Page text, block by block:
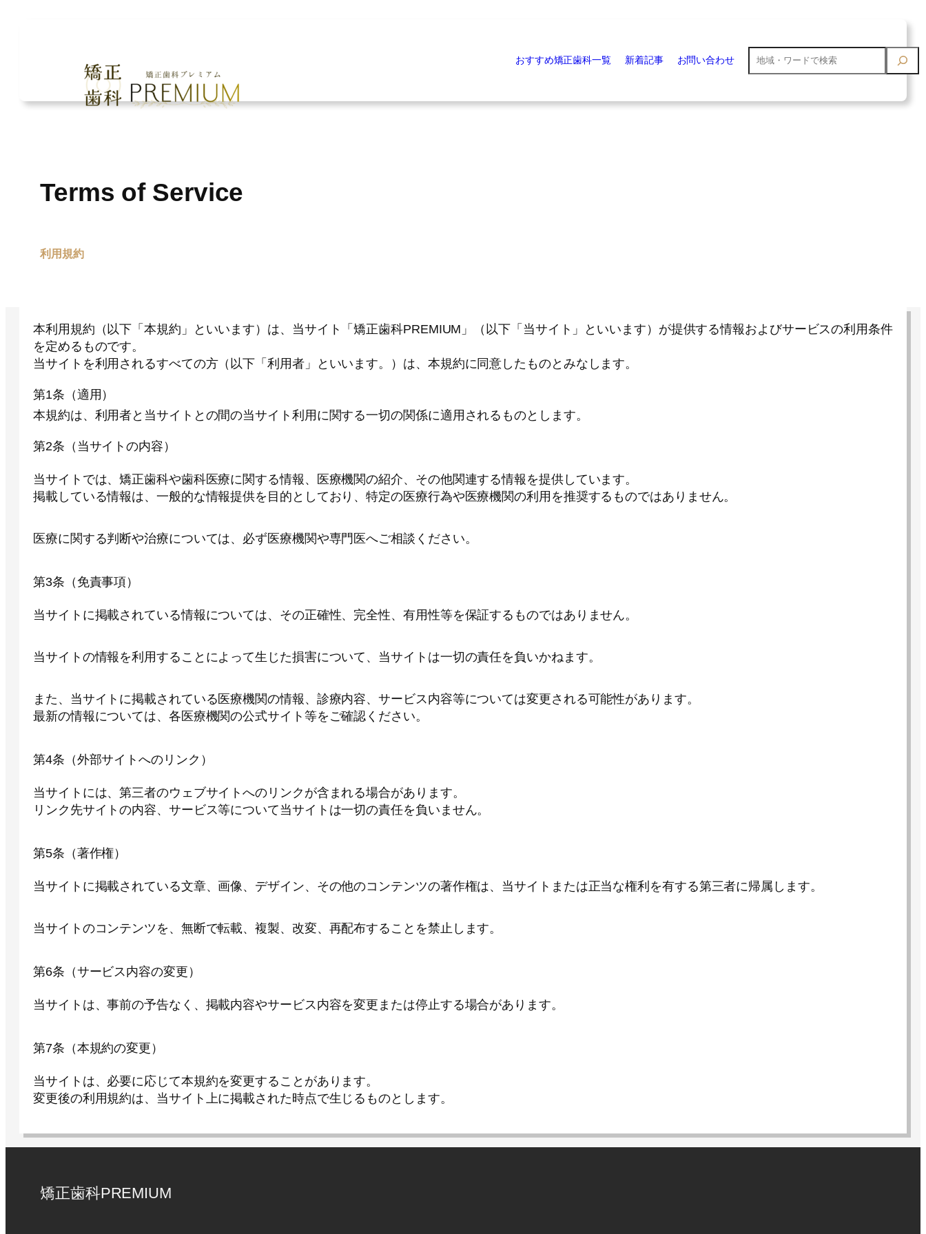
おすすめ矯正歯科一覧 新着記事 お問い合わせ
検
索
Terms of Service
利用規約
本利用規約（以下「本規約」といいます）は、当サイト「矯正歯科PREMIUM」（以下「当サイト」といいます）が提供する情報およびサービスの利用条件
を定めるものです。
当サイトを利用されるすべての方（以下「利用者」といいます。）は、本規約に同意したものとみなします。
第1条（適用）
本規約は、利用者と当サイトとの間の当サイト利用に関する一切の関係に適用されるものとします。
第2条（当サイトの内容）
当サイトでは、矯正歯科や歯科医療に関する情報、医療機関の紹介、その他関連する情報を提供しています。
掲載している情報は、一般的な情報提供を目的としており、特定の医療行為や医療機関の利用を推奨するものではありません。
医療に関する判断や治療については、必ず医療機関や専門医へご相談ください。
第3条（免責事項）
当サイトに掲載されている情報については、その正確性、完全性、有用性等を保証するものではありません。
当サイトの情報を利用することによって生じた損害について、当サイトは一切の責任を負いかねます。
また、当サイトに掲載されている医療機関の情報、診療内容、サービス内容等については変更される可能性があります。
最新の情報については、各医療機関の公式サイト等をご確認ください。
第4条（外部サイトへのリンク）
当サイトには、第三者のウェブサイトへのリンクが含まれる場合があります。
リンク先サイトの内容、サービス等について当サイトは一切の責任を負いません。
第5条（著作権）
当サイトに掲載されている文章、画像、デザイン、その他のコンテンツの著作権は、当サイトまたは正当な権利を有する第三者に帰属します。
当サイトのコンテンツを、無断で転載、複製、改変、再配布することを禁止します。
第6条（サービス内容の変更）
当サイトは、事前の予告なく、掲載内容やサービス内容を変更または停止する場合があります。
第7条（本規約の変更）
当サイトは、必要に応じて本規約を変更することがあります。
変更後の利用規約は、当サイト上に掲載された時点で生じるものとします。
矯正歯科PREMIUM